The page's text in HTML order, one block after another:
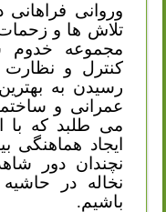
وروانی
تلاش ها و
مجموعه خدوم
رسیدن به
عمرانی و
می طلبد که با
ایجاد هماهنگی
نچندان دور
نخاله در
باشیم.